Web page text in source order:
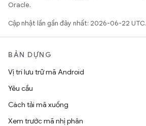
Oracle.
Cập nhật lần gần đây nhất: 2026-06-22 UTC.
BẢN DỰNG
Vị trí lưu trữ mã Android
Yêu cầu
Cách tải mã xuống
Xem trước mã nhị phân